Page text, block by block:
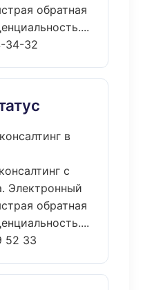
обратная
34-32
в
с
Электронный
обратная
52 33